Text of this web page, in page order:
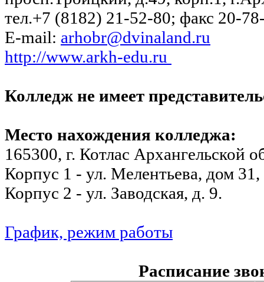
тел.+7 (8182) 21-52-80; факс 20-
E-mail: arhobr@dvinaland.ru
http://www.arkh-edu.ru
Колледж не имеет
Место нахождения колледжа:
165300, г. Котлас Архангельской
Корпус 1 - ул. Мелентьева, дом 31,
Корпус 2 - ул. Заводская, д. 9.
График, режим работы
Расписание